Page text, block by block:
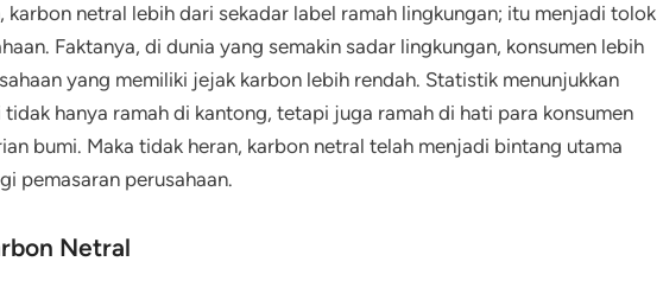
karbon netral lebih dari sekadar label ramah lingkungan; itu menjadi tolok
Faktanya, di dunia yang semakin sadar lingkungan, konsumen lebih
yang memiliki jejak karbon lebih rendah. Statistik menunjukkan
hanya ramah di kantong, tetapi juga ramah di hati para konsumen
bumi. Maka tidak heran, karbon netral telah menjadi bintang utama
pemasaran perusahaan.
Netral